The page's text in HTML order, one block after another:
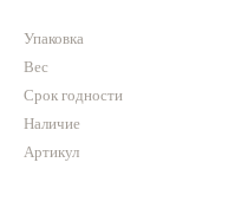
Упаковка
Вес
Срок годности
Наличие
Артикул